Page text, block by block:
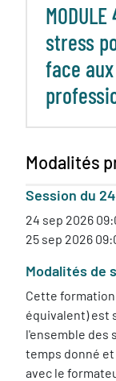
stress
face
Modalités
Session du
24 sep 2026
25 sep 2026
Modalités de
Cette
équivalent) est
l'ensemble des
temps donné
avec le